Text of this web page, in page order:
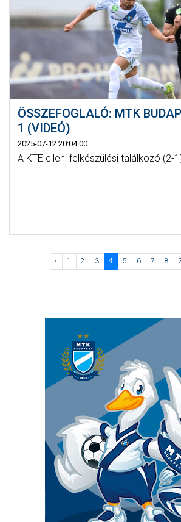
ÖSSZEFOGLALÓ: MTK
1 (VIDEÓ)
2025-07-12 20:04:00
A KTE elleni felkészülési találkozó (2-
‹ 1 2 3 4 5 6 7 8